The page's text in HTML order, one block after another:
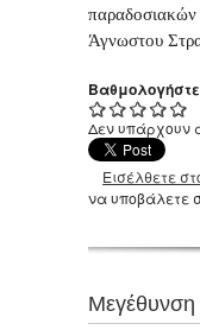
Άγνωστου
Δεν υπάρχουν
Εισέλθετε
να υποβάλετε
Μεγέθυνση